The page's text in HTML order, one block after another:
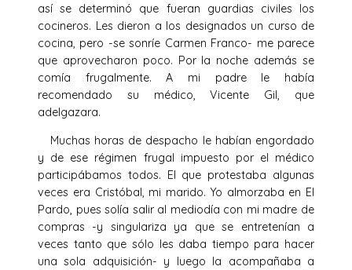
así se determinó que fueran guardias civiles los
cocineros. Les dieron a los designados un curso de
cocina, pero -se sonríe Carmen Franco- me parece
que aprovecharon poco. Por la noche además se
comía frugalmente. A mi padre le había
recomendado su médico, Vicente Gil, que
adelgazara.
Muchas horas de despacho le habían engordado
y de ese régimen frugal impuesto por el médico
participábamos todos. El que protestaba algunas
veces era Cristóbal, mi marido. Yo almorzaba en El
Pardo, pues solía salir al mediodía con mi madre de
compras -y singulariza ya que se entretenían a
veces tanto que sólo les daba tiempo para hacer
una sola adquisición- y luego la acompañaba a